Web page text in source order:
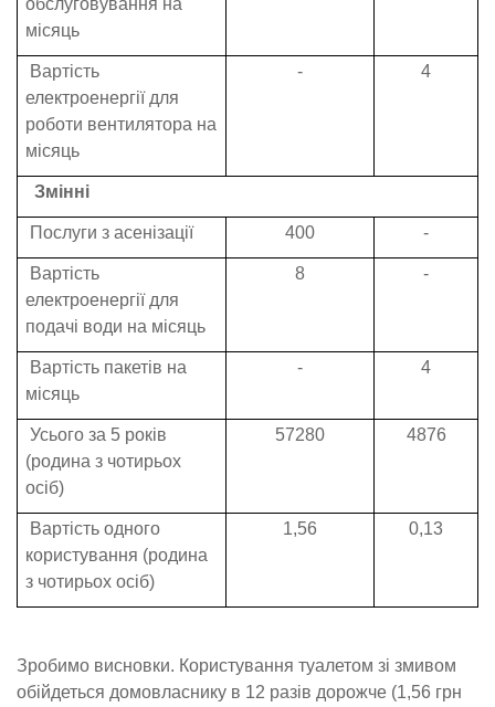
обслуговування на
місяць
Вартість
електроенергії для
роботи вентилятора на
місяць
- 4
Змінні
Послуги з асенізації 400 -
Вартість
електроенергії для
подачі води на місяць
8 -
Вартість пакетів на
місяць
- 4
Усього за 5 років
(родина з чотирьох
осіб)
57280 4876
Вартість одного
користування (родина
з чотирьох осіб)
1,56 0,13
Зробимо висновки. Користування туалетом зі змивом
обійдеться домовласнику в 12 разів дорожче (1,56 грн